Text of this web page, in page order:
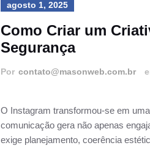
agosto 1, 2025
Como Criar um
Segurança
Por contato@masonweb.com.br
O Instagram transformou-se em
comunicação gera não apenas
exige planejamento, coerência